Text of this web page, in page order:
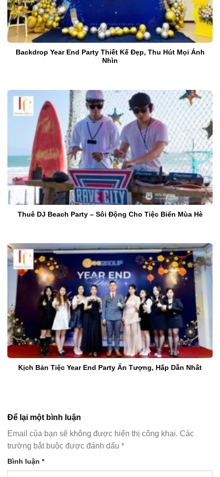
Backdrop Year End Party Thiết Kế Đẹp, Thu Hút Mọi Ánh
Nhìn
Thuê DJ Beach Party – Sôi Động Cho Tiệc Biển Mùa Hè
Kịch Bản Tiệc Year End Party Ấn Tượng, Hấp Dẫn Nhất
Để lại một bình luận
Email của bạn sẽ không được hiển thị công khai. Các
trường bắt buộc được đánh dấu *
Bình luận *